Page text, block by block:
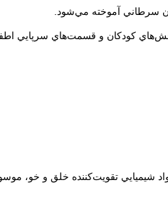
سرطاني آموخته مي‌شود.
كودكان و قسمت‌هاي سرپايي
تقويت‌كننده خلق و خو، موسوم